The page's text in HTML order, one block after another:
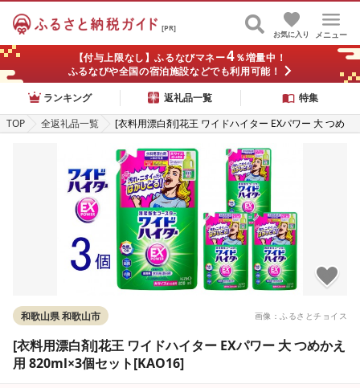
[PR]
メニュー
お気に入り
【付与上限なし】ふるなびマネー4％増量中！
ふるなびや全国の宿泊施設などでも利用可能！
ランキング
返礼品一覧
特集
TOP
全返礼品一覧
[衣料用漂白剤]花王 ワイドハイター EXパワー 大 つめ
画像：ふるさとチョイス
和歌山県 和歌山市
[衣料用漂白剤]花王 ワイドハイター EXパワー 大 つめかえ
用 820ml×3個セット[KAO16]